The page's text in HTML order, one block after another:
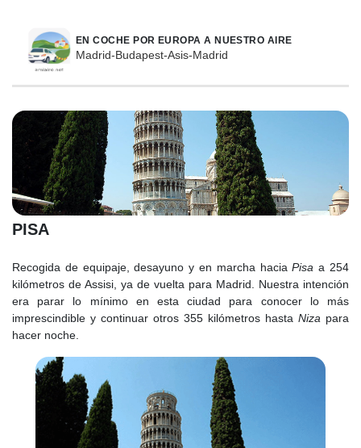
EN COCHE POR EUROPA A NUESTRO AIRE
Madrid-Budapest-Asis-Madrid
PISA
Recogida de equipaje, desayuno y en marcha haciaPisa a 254
kilómetros de Assisi, ya de vuelta para Madrid. Nuestra intención
era parar lo mínimo en esta ciudad para conocer lo más
imprescindible y continuar otros 355 kilómetros hasta Niza para
hacer noche.